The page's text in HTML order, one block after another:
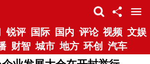
锐评 国际 国内 评论 视频 文娱
财智 城市 地方 环创 汽车